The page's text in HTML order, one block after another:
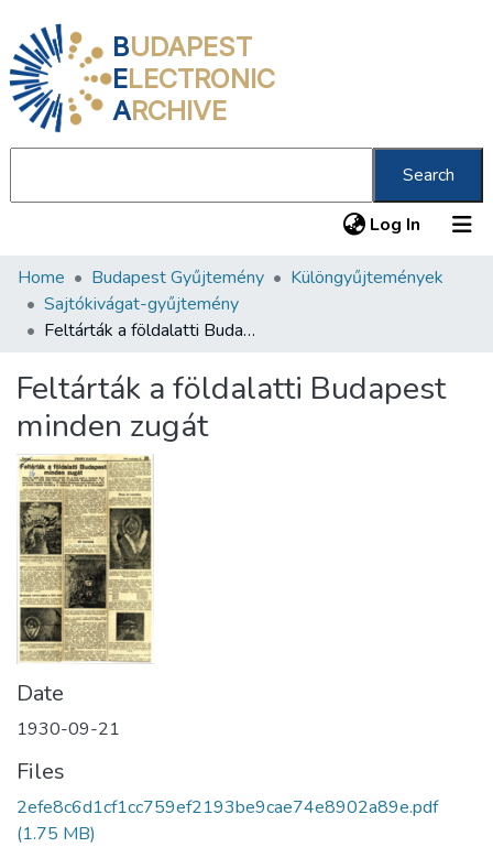
BUDAPEST
ELECTRONIC
ARCHIVE
Search
Log In (current)
Communities & Collections
All of DSpace
About us
Home Budapest Gyűjtemény
Különgyűjtemények
Sajtókivágat-gyűjtemény
Feltárták a földalatti Budapest minden zugát
Feltárták a földalatti Budapest
minden zugát
Date
1930-09-21
Files
2efe8c6d1cf1cc759ef2193be9cae74e8902a89e.pdf
(1.75 MB)